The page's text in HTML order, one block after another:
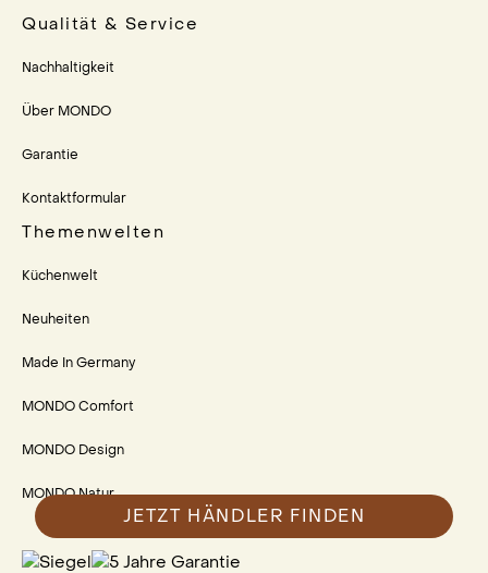
JETZT HÄNDLER FINDEN
Qualität & Service
Nachhaltigkeit
Über MONDO
Garantie
Kontaktformular
Themenwelten
Küchenwelt
Neuheiten
Made In Germany
MONDO Comfort
MONDO Design
MONDO Natur